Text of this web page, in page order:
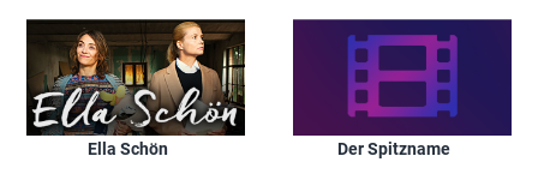
Ella Schön Der Spitzname